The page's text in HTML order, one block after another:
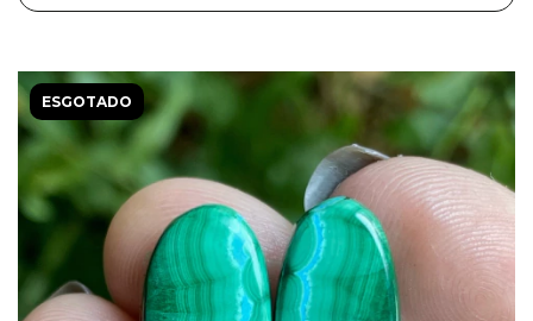
ESGOTADO